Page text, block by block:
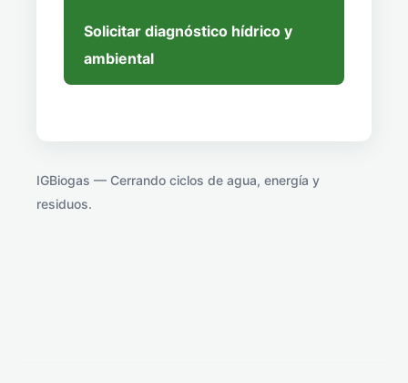
Solicitar diagnóstico hídrico y
ambiental
IGBiogas — Cerrando ciclos de agua, energía y
residuos.